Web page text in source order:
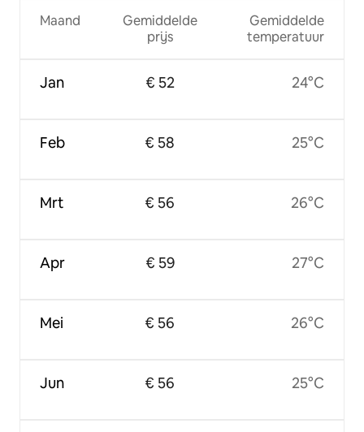
Maand
Jan
Feb
Mrt
Apr
Mei
Jun
Gemiddelde
prijs
€ 52
€ 58
€ 56
€ 59
€ 56
€ 56
Gemiddelde
temperatuur
24°C
25°C
26°C
27°C
26°C
25°C